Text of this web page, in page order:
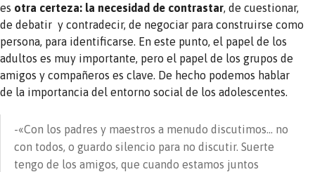
es otra certeza: la necesidad de contrastar , de cuestionar,
de debatir y contradecir, de negociar para construirse como
persona, para identificarse. En este punto, el papel de los
adultos es muy importante, pero el papel de los grupos de
amigos y compañeros es clave. De hecho podemos hablar
de la importancia del entorno social de los adolescentes.
-«Con los padres y maestros a menudo discutimos… no
con todos, o guardo silencio para no discutir. Suerte
tengo de los amigos, que cuando estamos juntos